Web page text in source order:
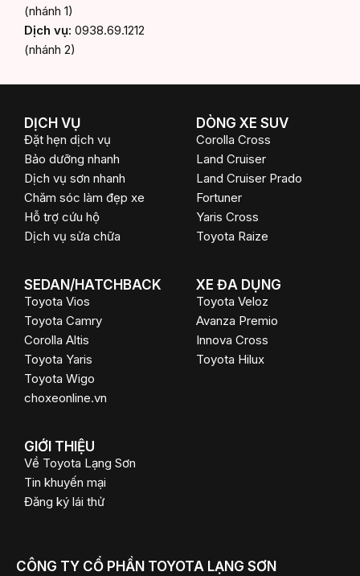
(nhánh 1)
Dịch vụ: 0938.69.1212
(nhánh 2)
DỊCH VỤ
Đặt hẹn dịch vụ
Bảo dưỡng nhanh
Dịch vụ sơn nhanh
Chăm sóc làm đẹp xe
Hỗ trợ cứu hộ
Dịch vụ sửa chữa
DÒNG XE SUV
Corolla Cross
Land Cruiser
Land Cruiser Prado
Fortuner
Yaris Cross
Toyota Raize
SEDAN/HATCHBACK
Toyota Vios
Toyota Camry
Corolla Altis
Toyota Yaris
Toyota Wigo
choxeonline.vn
XE ĐA DỤNG
Toyota Veloz
Avanza Premio
Innova Cross
Toyota Hilux
GIỚI THIỆU
Về Toyota Lạng Sơn
Tin khuyến mại
Đăng ký lái thử
CÔNG TY CỔ PHẦN TOYOTA LẠNG SƠN